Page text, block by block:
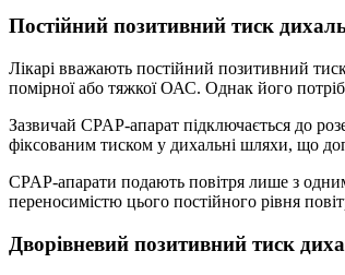
Постійний позитивний тиск
Лікарі вважають постійний позитивний
помірної або тяжкої ОАС. Однак його
Зазвичай CPAP-апарат підключається до
фіксованим тиском у дихальні шляхи, що
CPAP-апарати подають повітря лише з
переносимістю цього постійного рівня
Дворівневий позитивний тиск